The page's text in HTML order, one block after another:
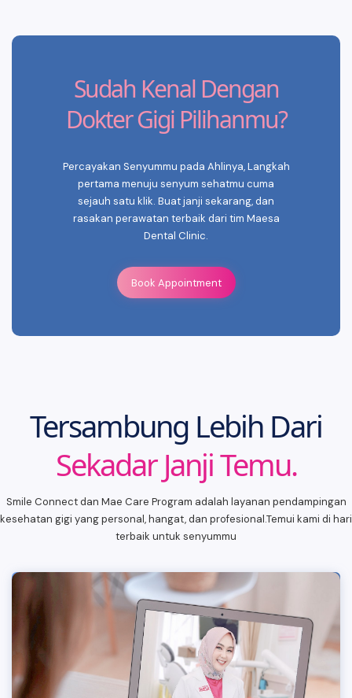
Sudah Kenal Dengan
Dokter Gigi Pilihanmu?
Percayakan Senyummu pada Ahlinya, Langkah
pertama menuju senyum sehatmu cuma
sejauh satu klik. Buat janji sekarang, dan
rasakan perawatan terbaik dari tim Maesa
Dental Clinic.
Book Appointment
Tersambung Lebih Dari
Sekadar Janji Temu.
Smile Connect dan Mae Care Program adalah layanan pendampingan
kesehatan gigi yang personal, hangat, dan profesional.Temui kami di hari
terbaik untuk senyummu